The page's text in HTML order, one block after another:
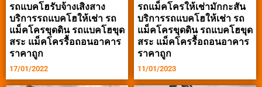
รถแบคโฮรับจ้างเสิงสาง
บริการรถแบคโฮให้เช่า รถ
แม็คโครขุดดิน รถแบคโฮขุด
สระ แม็คโครรื้อถอนอาคาร
ราคาถูก
17/01/2022
รถแม็คโครให้เช่ามักกะสัน
บริการรถแบคโฮให้เช่า รถ
แม็คโครขุดดิน รถแบคโฮขุด
สระ แม็คโครรื้อถอนอาคาร
ราคาถูก
11/01/2023